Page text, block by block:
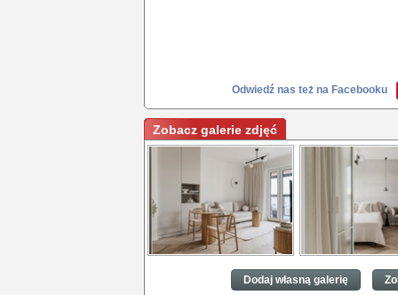
Odwiedź nas też na Facebooku
Zobacz galerie zdjęć
36 m²
Dodaj własną galerię